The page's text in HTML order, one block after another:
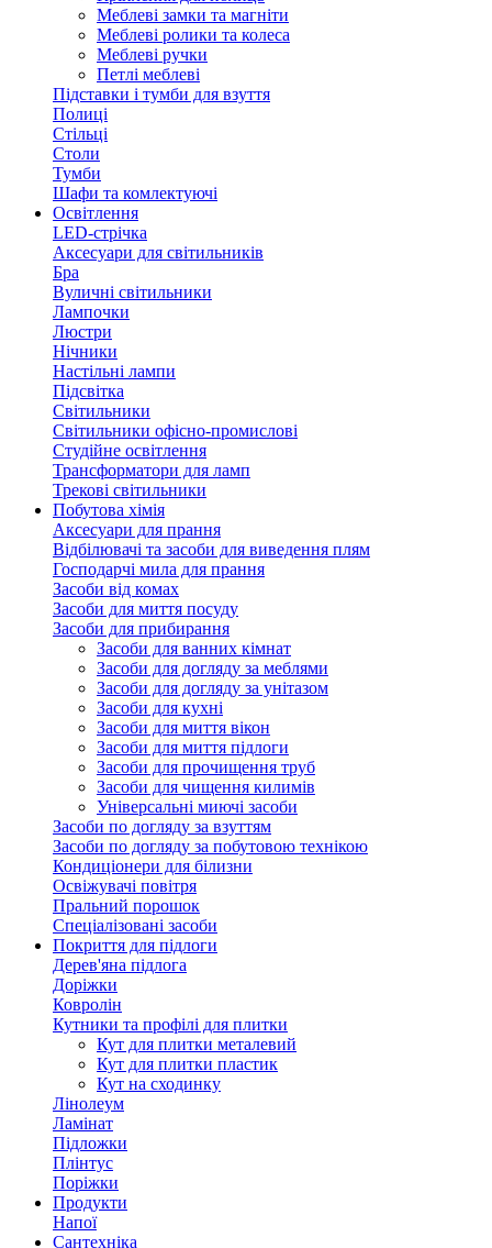
Меблеві замки та магніти
Меблеві ролики та колеса
Меблеві ручки
Петлі меблеві
Підставки і тумби для взуття
Полиці
Стільці
Столи
Тумби
Шафи та комлектуючі
Освітлення
LED-стрічка
Аксесуари для світильників
Бра
Вуличні світильники
Лампочки
Люстри
Нічники
Настільні лампи
Підсвітка
Світильники
Світильники офісно-промислові
Студійне освітлення
Трансформатори для ламп
Трекові світильники
Побутова хімія
Аксесуари для прання
Відбілювачі та засоби для виведення плям
Господарчі мила для прання
Засоби від комах
Засоби для миття посуду
Засоби для прибирання
Засоби для ванних кімнат
Засоби для догляду за меблями
Засоби для догляду за унітазом
Засоби для кухні
Засоби для миття вікон
Засоби для миття підлоги
Засоби для прочищення труб
Засоби для чищення килимів
Універсальні миючі засоби
Засоби по догляду за взуттям
Засоби по догляду за побутовою технікою
Кондиціонери для білизни
Освіжувачі повітря
Пральний порошок
Спеціалізовані засоби
Покриття для підлоги
Дерев'яна підлога
Доріжки
Ковролін
Кутники та профілі для плитки
Кут для плитки металевий
Кут для плитки пластик
Кут на сходинку
Лінолеум
Ламінат
Підложки
Плінтус
Поріжки
Продукти
Напої
Сантехніка